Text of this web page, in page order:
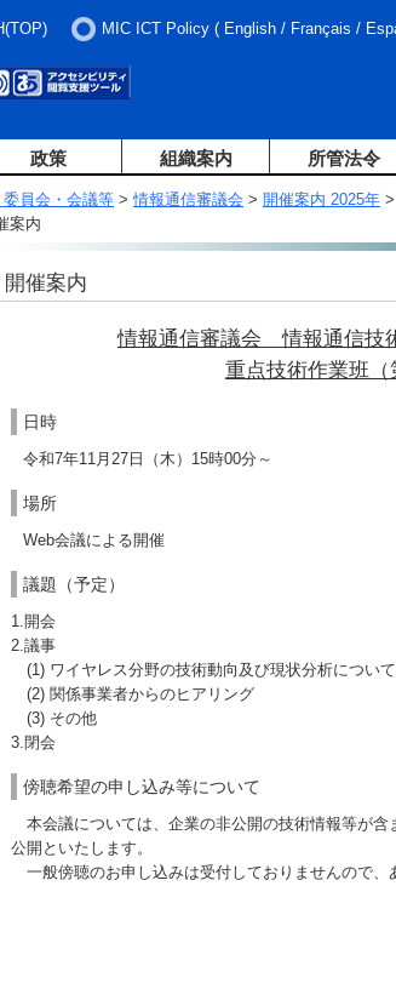
MIC ICT Policy ( English / Français /
政策 組織案内 所管法令
員会・会議等 >情報通信審議会 > 開催案内 2025年
案内
開催案内
情報通信審議会 情報通信技
重点技術作業班
日時
令和7年11月27日（木）15時00分～
場所
Web会議による開催
議題（予定）
1.開会
2.議事
(1) ワイヤレス分野の技術動向及び現状分析について
(2) 関係事業者からのヒアリング
(3) その他
3.閉会
傍聴希望の申し込み等について
本会議については、企業の非公開の技術情報等が
公開といたします。
一般傍聴のお申し込みは受付しておりませんので、